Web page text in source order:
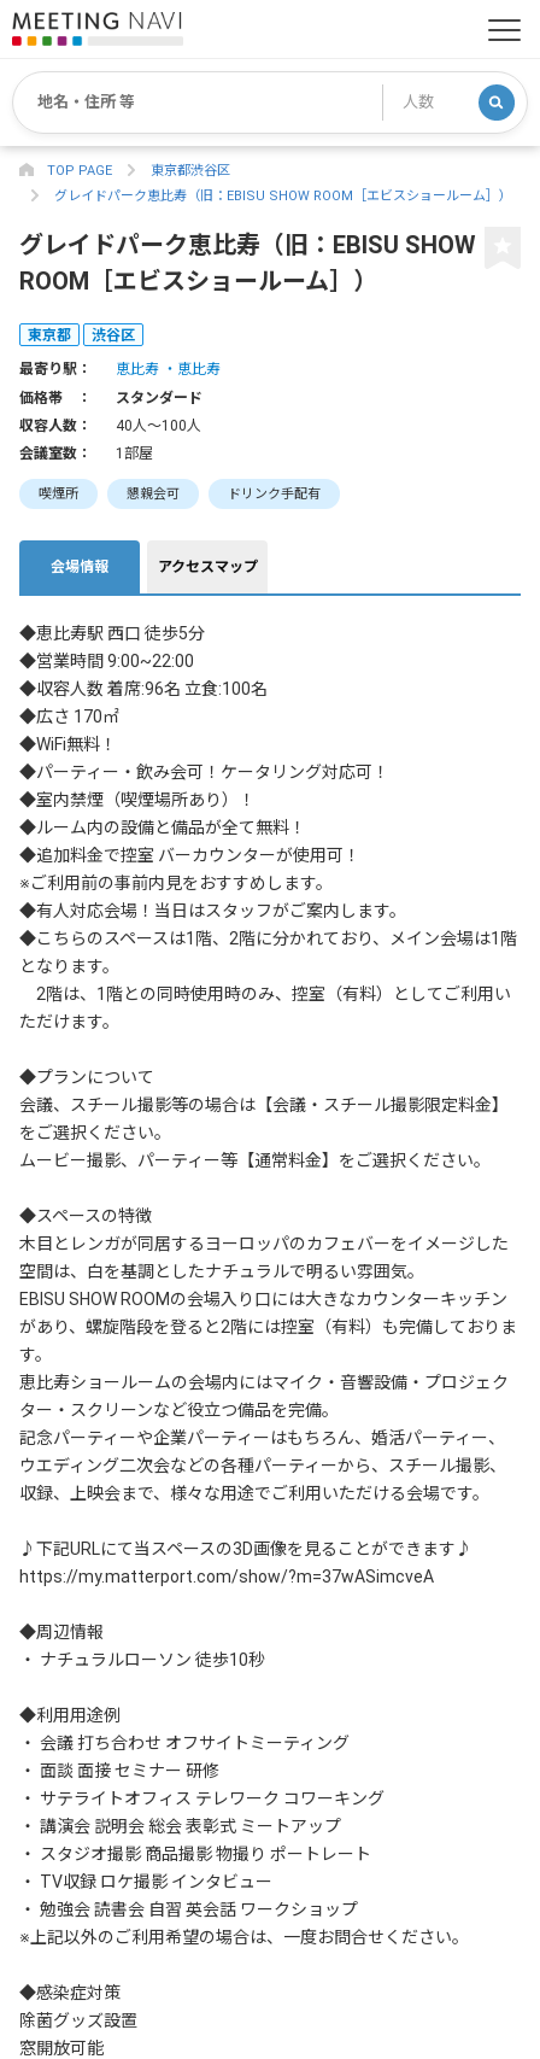
TOP PAGE
東京都渋谷区
グレイドパーク恵比寿（旧：EBISU SHOW ROOM［エビスショールーム］）
グレイドパーク恵比寿（旧：EBISU SHOW
ROOM［エビスショールーム］）
東京都 渋谷区
最寄り駅： 恵比寿
恵比寿
価格帯 ：
スタンダード
収容人数：
40人〜100人
会議室数：
1部屋
喫煙所 懇親会可 ドリンク手配有
会場情報 アクセスマップ
◆恵比寿駅 西口 徒歩5分
◆営業時間 9:00~22:00
◆収容人数 着席:96名 立食:100名
◆広さ 170㎡
◆WiFi無料！
◆パーティー・飲み会可！ケータリング対応可！
◆室内禁煙（喫煙場所あり）！
◆ルーム内の設備と備品が全て無料！
◆追加料金で控室 バーカウンターが使用可！
※ご利用前の事前内見をおすすめします。
◆有人対応会場！当日はスタッフがご案内します。
◆こちらのスペースは1階、2階に分かれており、メイン会場は1階
となります。
2階は、1階との同時使用時のみ、控室（有料）としてご利用い
ただけます。
◆プランについて
会議、スチール撮影等の場合は【会議・スチール撮影限定料金】
をご選択ください。
ムービー撮影、パーティー等【通常料金】をご選択ください。
◆スペースの特徴
木目とレンガが同居するヨーロッパのカフェバーをイメージした
空間は、白を基調としたナチュラルで明るい雰囲気。
EBISU SHOW ROOMの会場入り口には大きなカウンターキッチン
があり、螺旋階段を登ると2階には控室（有料）も完備しておりま
す。
恵比寿ショールームの会場内にはマイク・音響設備・プロジェク
ター・スクリーンなど役立つ備品を完備。
記念パーティーや企業パーティーはもちろん、婚活パーティー、
ウエディング二次会などの各種パーティーから、スチール撮影、
収録、上映会まで、様々な用途でご利用いただける会場です。
♪下記URLにて当スペースの3D画像を見ることができます♪
https://my.matterport.com/show/?m=37wASimcveA
◆周辺情報
・ ナチュラルローソン 徒歩10秒
◆利用用途例
・ 会議 打ち合わせ オフサイトミーティング
・ 面談 面接 セミナー 研修
・ サテライトオフィス テレワーク コワーキング
・ 講演会 説明会 総会 表彰式 ミートアップ
・ スタジオ撮影 商品撮影 物撮り ポートレート
・ TV収録 ロケ撮影 インタビュー
・ 勉強会 読書会 自習 英会話 ワークショップ
※上記以外のご利用希望の場合は、一度お問合せください。
◆感染症対策
除菌グッズ設置
窓開放可能